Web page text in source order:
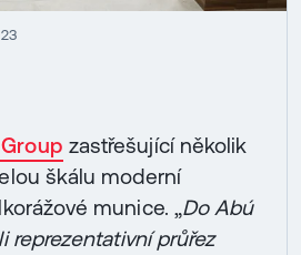
zastřešující několik
škálu moderní
munice. „Do Abú
reprezentativní průřez